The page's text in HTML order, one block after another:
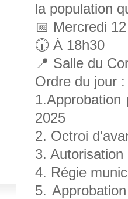
la population
📅 Mercredi
🕡 À 18h30
📍 Salle du
Ordre du jour :
2025
2. Octroi
3.
4. Régie
5.